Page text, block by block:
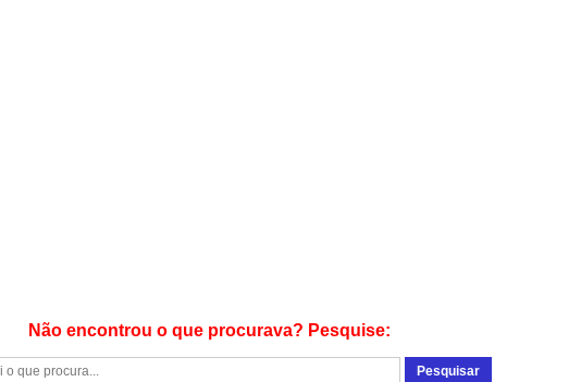
Não encontrou o que procurava? Pesquise: